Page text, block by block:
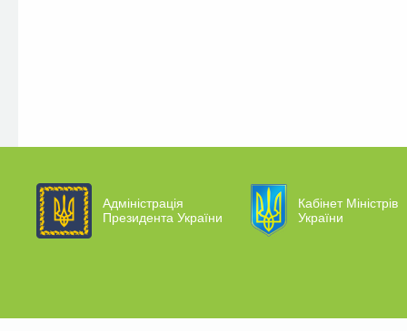
Адміністрація
Президента України
Кабінет Міністрів
України